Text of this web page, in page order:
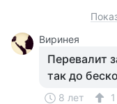
Виринея
Перевалит
так до
8 лет
1